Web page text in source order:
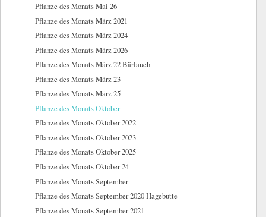
Pflanze des Monats Mai 26
Pflanze des Monats März 2021
Pflanze des Monats März 2024
Pflanze des Monats März 2026
Pflanze des Monats März 22 Bärlauch
Pflanze des Monats März 23
Pflanze des Monats März 25
Pflanze des Monats Oktober
Pflanze des Monats Oktober 2022
Pflanze des Monats Oktober 2023
Pflanze des Monats Oktober 2025
Pflanze des Monats Oktober 24
Pflanze des Monats September
Pflanze des Monats September 2020 Hagebutte
Pflanze des Monats September 2021